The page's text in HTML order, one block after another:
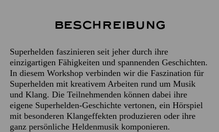
Beschreibung
Superhelden faszinieren seit jeher durch ihre
einzigartigen Fähigkeiten und spannenden Geschichten.
In diesem Workshop verbinden wir die Faszination für
Superhelden mit kreativem Arbeiten rund um Musik
und Klang. Die Teilnehmenden können dabei ihre
eigene Superhelden-Geschichte vertonen, ein Hörspiel
mit besonderen Klangeffekten produzieren oder ihre
ganz persönliche Heldenmusik komponieren.